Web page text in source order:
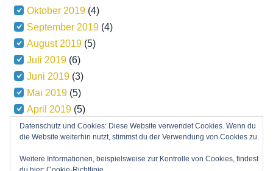
Oktober 2019 (4)
September 2019 (4)
August 2019 (5)
Juli 2019 (6)
Juni 2019 (3)
Mai 2019 (5)
April 2019 (5)
März 2019(5)
Datenschutz und Cookies: Diese Website verwendet Cookies. Wenn du
die Website weiterhin nutzt, stimmst du der Verwendung von Cookies zu.
Weitere Informationen, beispielsweise zur Kontrolle von Cookies, findest